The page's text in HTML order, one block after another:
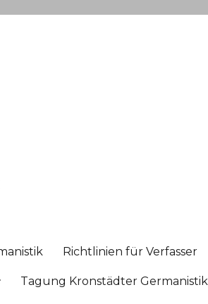
Richtlinien für Verfasser
Tagung Kronstädter Germanistik